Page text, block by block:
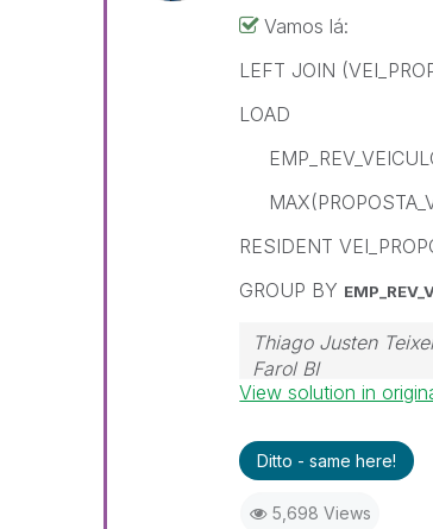
Vamos lá:
LEFT JOIN
LOAD
RESIDENT
GROUP BY
Thiago Justen
Farol BI
WhatsApp: 24
View solution in
Ditto - same here!
5,698 Views